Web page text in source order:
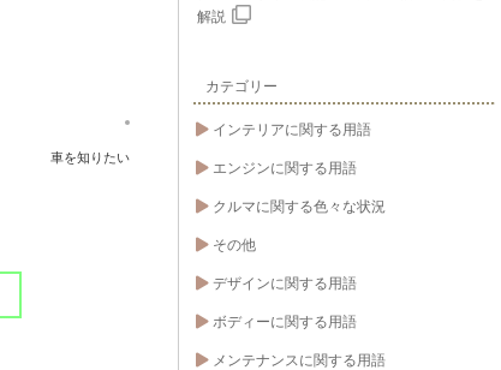
車を知りたい
解説
カテゴリー
インテリアに関する用語
エンジンに関する用語
クルマに関する色々な状況
その他
デザインに関する用語
ボディーに関する用語
メンテナンスに関する用語